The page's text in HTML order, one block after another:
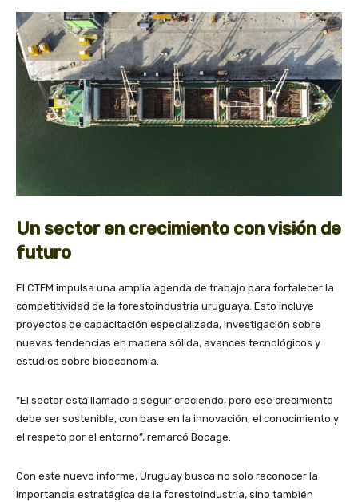
Un sector en crecimiento con visión de
futuro
El CTFM impulsa una amplia agenda de trabajo para fortalecer la
competitividad de la forestoindustria uruguaya. Esto incluye
proyectos de capacitación especializada, investigación sobre
nuevas tendencias en madera sólida, avances tecnológicos y
estudios sobre bioeconomía.
“El sector está llamado a seguir creciendo, pero ese crecimiento
debe ser sostenible, con base en la innovación, el conocimiento y
el respeto por el entorno”, remarcó Bocage.
Con este nuevo informe, Uruguay busca no solo reconocer la
importancia estratégica de la forestoindustria, sino también